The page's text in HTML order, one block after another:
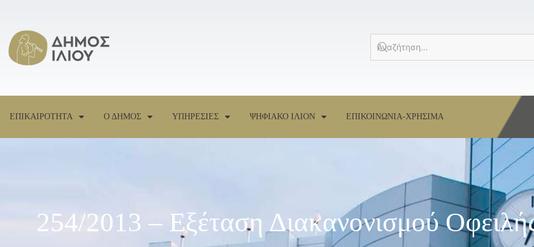
ΕΠΙΚΑΙΡΟΤΗΤΑ Ο ΔΗΜΟΣ ΥΠΗΡΕΣΙΕΣ ΨΗΦΙΑΚΟ ΙΛΙΟΝ ΕΠΙΚΟΙΝΩΝΙΑ-ΧΡΗΣΙΜΑ
254/2013 – Εξέταση Διακανονισμού